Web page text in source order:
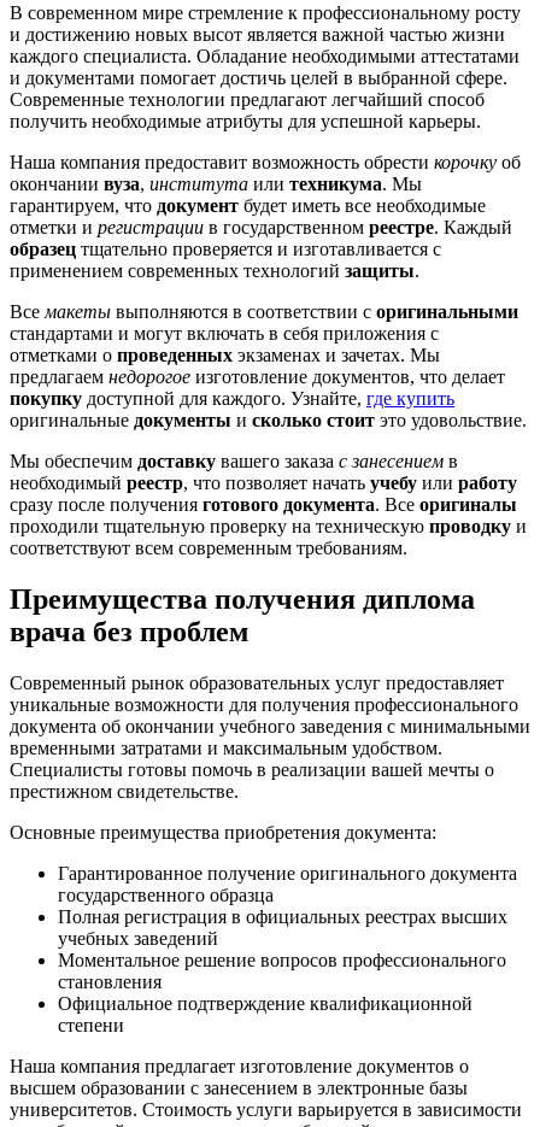
В современном мире стремление к профессиональному росту
и достижению новых высот является важной частью жизни
каждого специалиста. Обладание необходимыми аттестатами
и документами помогает достичь целей в выбранной сфере.
Современные технологии предлагают легчайший способ
получить необходимые атрибуты для успешной карьеры.
Наша компания предоставит возможность обрести корочку об
окончании вуза, института или техникума. Мы
гарантируем, что документ будет иметь все необходимые
отметки и регистрации в государственном реестре. Каждый
образец тщательно проверяется и изготавливается с
применением современных технологий защиты.
Все макеты выполняются в соответствии с оригинальными
стандартами и могут включать в себя приложения с
отметками о проведенных экзаменах и зачетах. Мы
предлагаем недорогое изготовление документов, что делает
покупку доступной для каждого. Узнайте, где купить
оригинальные документы и сколько стоит это удовольствие.
Мы обеспечим доставку вашего заказа с занесением в
необходимый реестр, что позволяет начать учебу или работу
сразу после получения готового документа. Все оригиналы
проходили тщательную проверку на техническую проводку и
соответствуют всем современным требованиям.
Преимущества получения диплома
врача без проблем
Современный рынок образовательных услуг предоставляет
уникальные возможности для получения профессионального
документа об окончании учебного заведения с минимальными
временными затратами и максимальным удобством.
Специалисты готовы помочь в реализации вашей мечты о
престижном свидетельстве.
Основные преимущества приобретения документа:
Гарантированное получение оригинального документа
государственного образца
Полная регистрация в официальных реестрах высших
учебных заведений
Моментальное решение вопросов профессионального
становления
Официальное подтверждение квалификационной
степени
Наша компания предлагает изготовление документов о
высшем образовании с занесением в электронные базы
университетов. Стоимость услуги варьируется в зависимости